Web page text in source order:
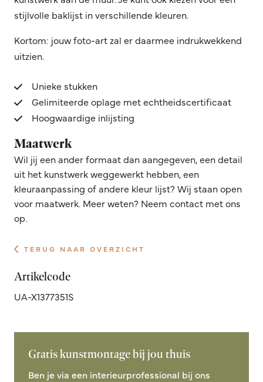
stijlvolle baklijst in verschillende kleuren.
Kortom: jouw foto-art zal er daarmee indrukwekkend
uitzien.
Unieke stukken
Gelimiteerde oplage met echtheidscertificaat
Hoogwaardige inlijsting
Maatwerk
Wil jij een ander formaat dan aangegeven, een detail
uit het kunstwerk weggewerkt hebben, een
kleuraanpassing of andere kleur lijst? Wij staan open
voor maatwerk. Meer weten? Neem contact met ons
op.
TERUG NAAR OVERZICHT
Artikelcode
UA-X1377351S
Gratis kunstmontage bij jou thuis
Ben je via een interieurprofessional bij ons